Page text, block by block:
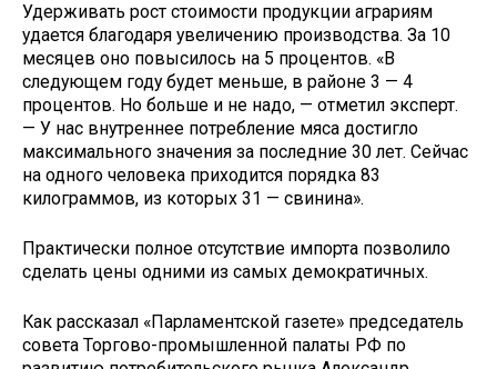
Удерживать рост стоимости продукции аграриям
удается благодаря увеличению производства. За 10
месяцев оно повысилось на 5 процентов. «В
следующем году будет меньше, в районе 3 — 4
процентов. Но больше и не надо, — отметил эксперт.
— У нас внутреннее потребление мяса достигло
максимального значения за последние 30 лет. Сейчас
на одного человека приходится порядка 83
килограммов, из которых 31 — свинина».
Практически полное отсутствие импорта позволило
сделать цены одними из самых демократичных.
Как рассказал «Парламентской газете» председатель
совета Торгово-промышленной палаты РФ по